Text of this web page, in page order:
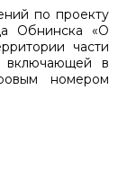
по проекту
Обнинска «О
части
включающей в
номером